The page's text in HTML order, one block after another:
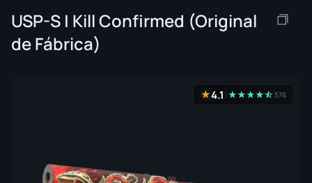
USP-S | Kill Confirmed (Original
de Fábrica)
★4.1 ★★★★★
☆576